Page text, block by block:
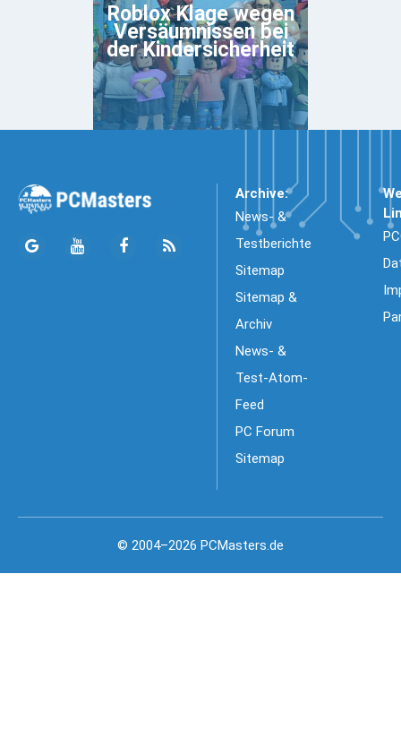
Roblox Klage wegen
Versäumnissen bei
der Kindersicherheit
Archive:
News- &
Testberichte
Sitemap
Sitemap &
Archiv
News- &
Test-Atom-
Feed
PC Forum
Sitemap
© 2004–2026 PCMasters.de